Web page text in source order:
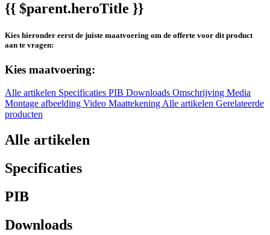
{{ $parent.heroTitle }}
Kies hieronder eerst de juiste maatvoering om de offerte voor dit product
aan te vragen:
Kies maatvoering:
Alle artikelen Specificaties PIB Downloads Omschrijving Media
Montage afbeelding Video MaattekeningAlle artikelen Gerelateerde
producten
Alle artikelen
Specificaties
PIB
Downloads